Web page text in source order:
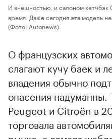
И внешностью, и салоном
время. Даже сегодня эта модель
(Фото: Autonews)
О французских
слагают кучу баек и
владения обычно
опасения надуманны.
Peugeot и Citroёn в
торговала